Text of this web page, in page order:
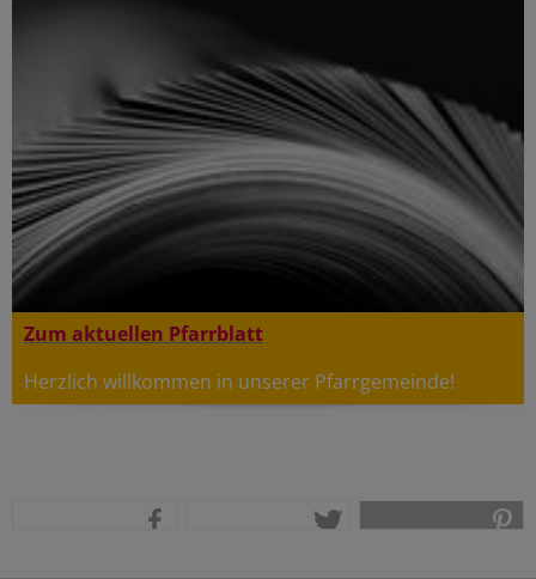
Zum aktuellen Pfarrblatt
Herzlich willkommen in unserer Pfarrgemeinde!